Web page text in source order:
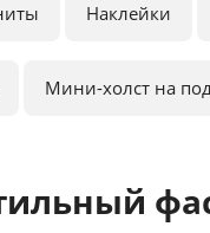
Наклейки
Мини-холст на